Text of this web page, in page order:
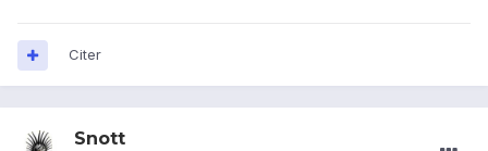
Citer
Snott